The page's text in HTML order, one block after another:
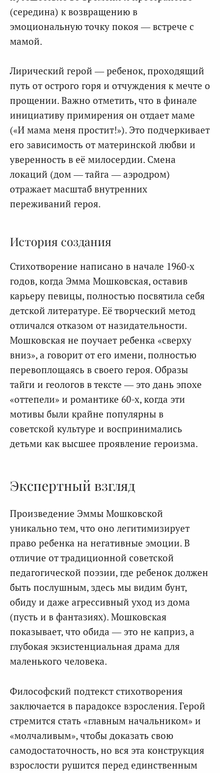
(середина) к возвращению в
эмоциональную точку покоя — встрече с
мамой.
Лирический герой — ребенок, проходящий
путь от острого горя и отчуждения к мечте о
прощении. Важно отметить, что в финале
инициативу примирения он отдает маме
(«И мама меня простит!»). Это подчеркивает
его зависимость от материнской любви и
уверенность в её милосердии. Смена
локаций (дом — тайга — аэродром)
отражает масштаб внутренних
переживаний героя.
История создания
Стихотворение написано в начале 1960-х
годов, когда Эмма Мошковская, оставив
карьеру певицы, полностью посвятила себя
детской литературе. Её творческий метод
отличался отказом от назидательности.
Мошковская не поучает ребенка «сверху
вниз», а говорит от его имени, полностью
перевоплощаясь в своего героя. Образы
тайги и геологов в тексте — это дань эпохе
«оттепели» и романтике 60-х, когда эти
мотивы были крайне популярны в
советской культуре и воспринимались
детьми как высшее проявление героизма.
Экспертный взгляд
Произведение Эммы Мошковской
уникально тем, что оно легитимизирует
право ребенка на негативные эмоции. В
отличие от традиционной советской
педагогической поэзии, где ребенок должен
быть послушным, здесь мы видим бунт,
обиду и даже агрессивный уход из дома
(пусть и в фантазиях). Мошковская
показывает, что обида — это не каприз, а
глубокая экзистенциальная драма для
маленького человека.
Философский подтекст стихотворения
заключается в парадоксе взросления. Герой
стремится стать «главным начальником» и
«молчаливым», чтобы доказать свою
самодостаточность, но вся эта конструкция
взрослости рушится перед единственным